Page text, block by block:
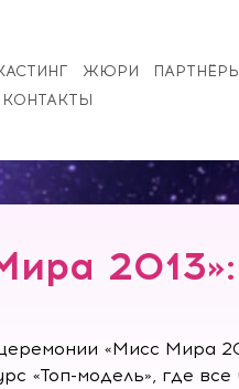
ЖЮРИ
КОНТАКТЫ
«Мисс Мира
«Топ-модель», где